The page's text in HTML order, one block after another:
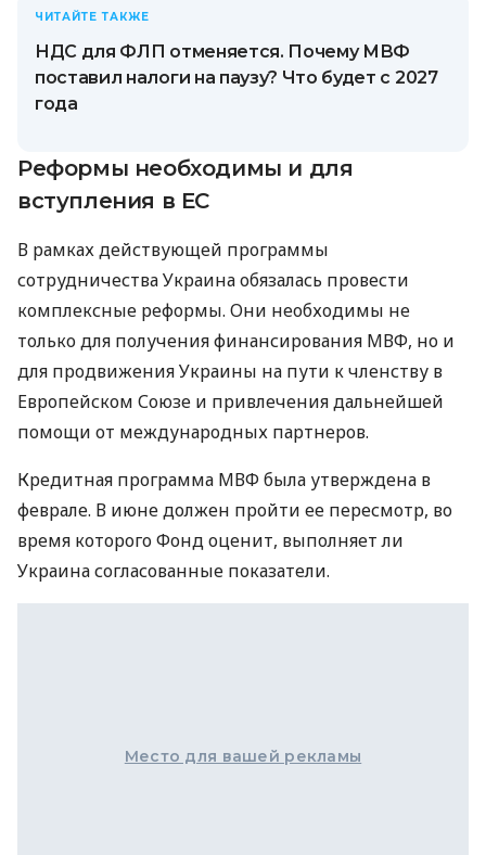
ЧИТАЙТЕ ТАКЖЕ
НДС для ФЛП отменяется. Почему МВФ
поставил налоги на паузу? Что будет с 2027
года
Реформы необходимы и для
вступления в ЕС
В рамках действующей программы
сотрудничества Украина обязалась провести
комплексные реформы. Они необходимы не
только для получения финансирования МВФ, но и
для продвижения Украины на пути к членству в
Европейском Союзе и привлечения дальнейшей
помощи от международных партнеров.
Кредитная программа МВФ была утверждена в
феврале. В июне должен пройти ее пересмотр, во
время которого Фонд оценит, выполняет ли
Украина согласованные показатели.
Место для вашей рекламы